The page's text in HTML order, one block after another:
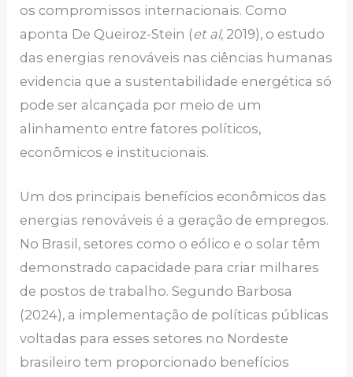
os compromissos internacionais. Como
aponta De Queiroz-Stein (et al, 2019), o estudo
das energias renováveis nas ciências humanas
evidencia que a sustentabilidade energética só
pode ser alcançada por meio de um
alinhamento entre fatores políticos,
econômicos e institucionais.
Um dos principais benefícios econômicos das
energias renováveis é a geração de empregos.
No Brasil, setores como o eólico e o solar têm
demonstrado capacidade para criar milhares
de postos de trabalho. Segundo Barbosa
(2024), a implementação de políticas públicas
voltadas para esses setores no Nordeste
brasileiro tem proporcionado benefícios